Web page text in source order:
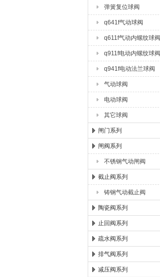
弹簧复位球阀
q641f气动球阀
q611f气动内螺纹球阀
q911f电动内螺纹球阀
q941f电动法兰球阀
气动球阀
电动球阀
其它球阀
闸门系列
闸阀系列
不锈钢气动闸阀
截止阀系列
铸钢气动截止阀
陶瓷阀系列
止回阀系列
疏水阀系列
排气阀系列
减压阀系列